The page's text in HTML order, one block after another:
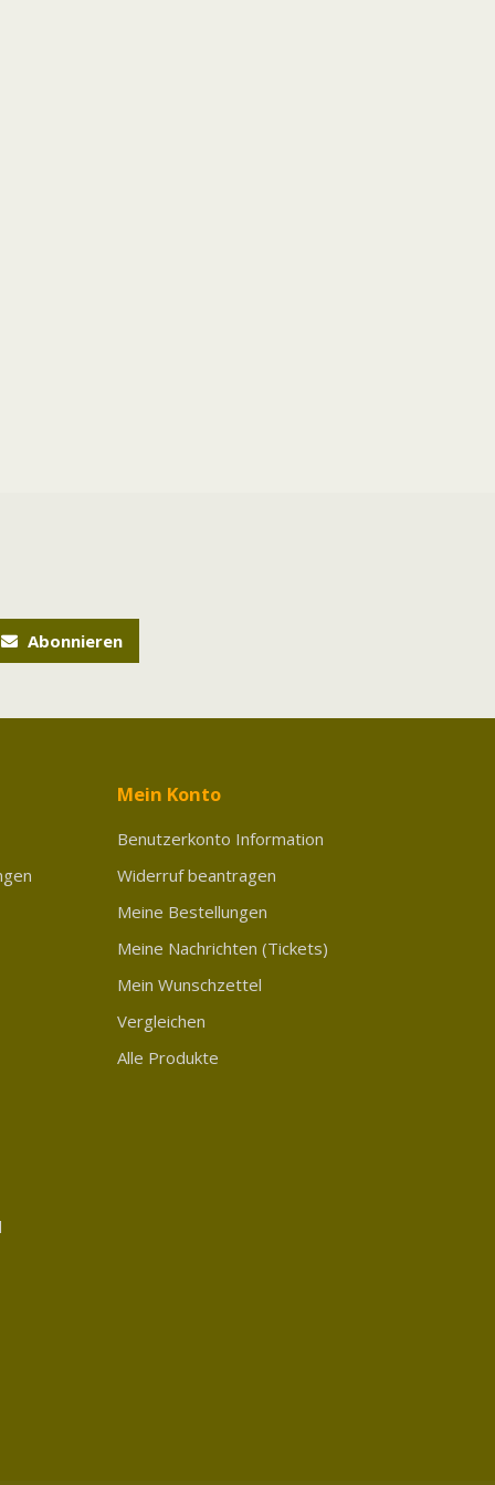
Abonnieren
Mein Konto
Benutzerkonto Information
Widerruf beantragen
Meine Bestellungen
Meine Nachrichten (Tickets)
Mein Wunschzettel
Vergleichen
Alle Produkte